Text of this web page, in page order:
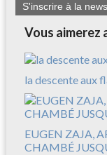
S'inscrire à la
Vous aimerez
la descente aux
EUGEN ZAJA,
CHAMBÉ